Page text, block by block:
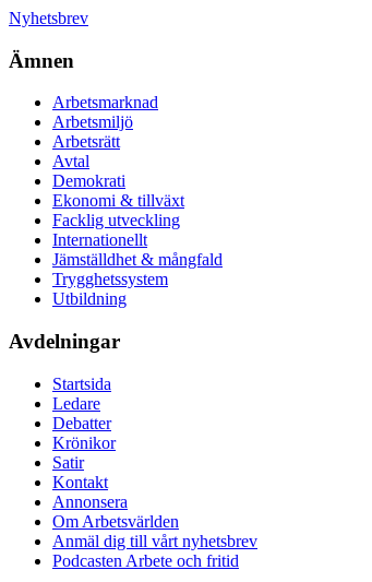
Nyhetsbrev
Ämnen
Arbetsmarknad
Arbetsmiljö
Arbetsrätt
Avtal
Demokrati
Ekonomi & tillväxt
Facklig utveckling
Internationellt
Jämställdhet & mångfald
Trygghetssystem
Utbildning
Avdelningar
Startsida
Ledare
Debatter
Krönikor
Satir
Kontakt
Annonsera
Om Arbetsvärlden
Anmäl dig till vårt nyhetsbrev
Podcasten Arbete och fritid